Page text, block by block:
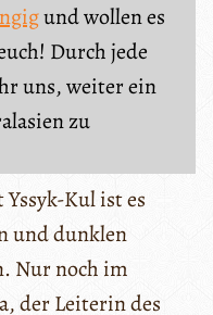
und wollen es
Durch jede
uns, weiter ein
zu
Kul ist es
und dunklen
Nur noch im
der Leiterin des